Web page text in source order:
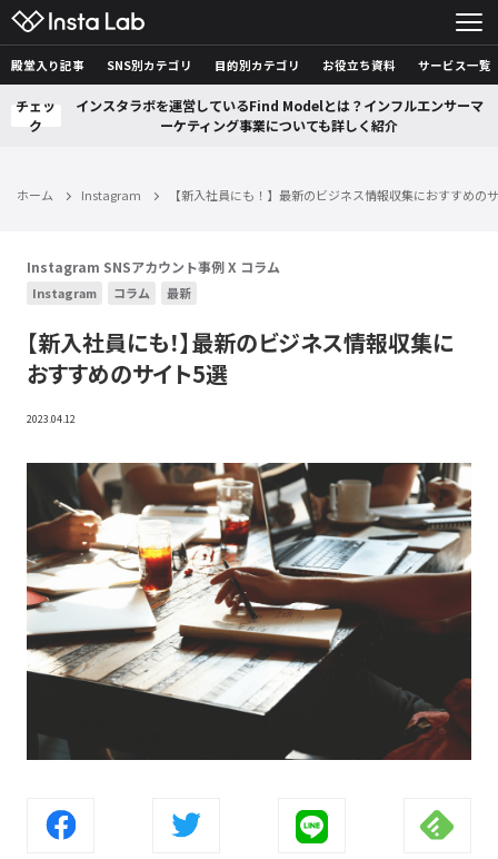
殿堂入り記事 SNS別カテゴリ 目的別カテゴリ お役立ち資料 サービス一覧
チェッ
ク
インスタラボを運営しているFind Modelとは？インフルエンサーマ
ーケティング事業についても詳しく紹介
ホーム Instagram 【新入社員にも！】最新のビジネス情報収集におすすめの
Instagram SNSアカウント事例X コラム
Instagram コラム 最新
【新入社員にも！】最新のビジネス情報収集に
おすすめのサイト5選
2023.04.12